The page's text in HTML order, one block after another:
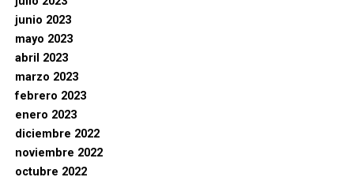
junio 2023
mayo 2023
abril 2023
marzo 2023
febrero 2023
enero 2023
diciembre 2022
noviembre 2022
octubre 2022